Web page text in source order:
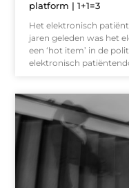
platform | 1+1=3
Het elektronisch
jaren geleden was het
een ‘hot item’ in de
elektronisch